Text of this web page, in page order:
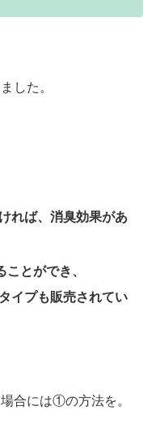
した。
れば、消臭効果があ
とができ、
イプも販売されてい
合には①の方法を。